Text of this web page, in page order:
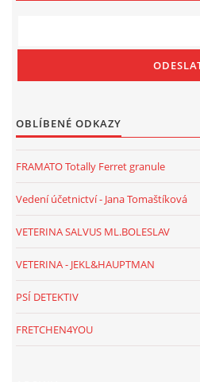
OBLÍBENÉ ODKAZY
FRAMATO Totally Ferret granule
Vedení účetnictví - Jana Tomaštíková
VETERINA SALVUS ML.BOLESLAV
VETERINA - JEKL&HAUPTMAN
PSÍ DETEKTIV
FRETCHEN4YOU